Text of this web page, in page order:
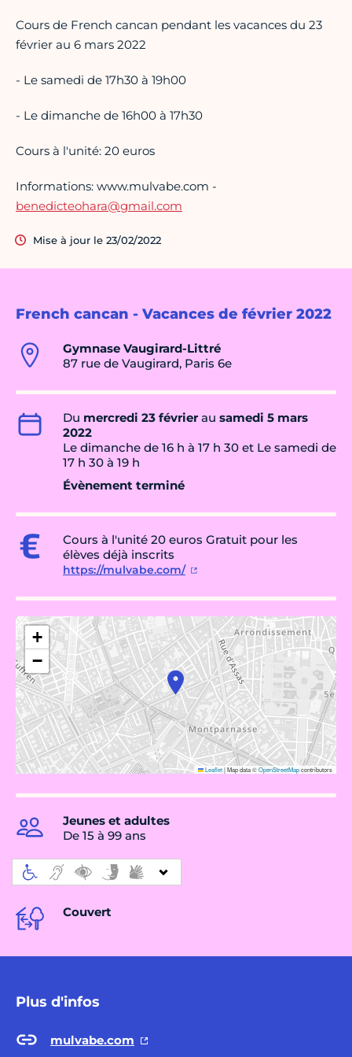
French cancan - Vacances de février 2022
Gymnase Vaugirard-Littré
87 rue de Vaugirard, Paris 6e
Du mercredi 23 févrierau samedi 5 mars
2022
Le dimanche de 16 h à 17 h 30 et Le samedi de
17 h 30 à 19 h
Évènement terminé
Cours à l'unité 20 euros Gratuit pour les
élèves déjà inscrits
https://mulvabe.com/
+
−
Leaflet|Map data ©OpenStreetMapcontributors
Jeunes et adultes
De 15 à 99 ans
Couvert
Plus d'infos
mulvabe.com
Cours de French cancan pendant les vacances du 23
février au 6 mars 2022
- Le samedi de 17h30 à 19h00
- Le dimanche de 16h00 à 17h30
Cours à l'unité: 20 euros
Informations: www.mulvabe.com -
benedicteohara@gmail.com
Mise à jour le 23/02/2022